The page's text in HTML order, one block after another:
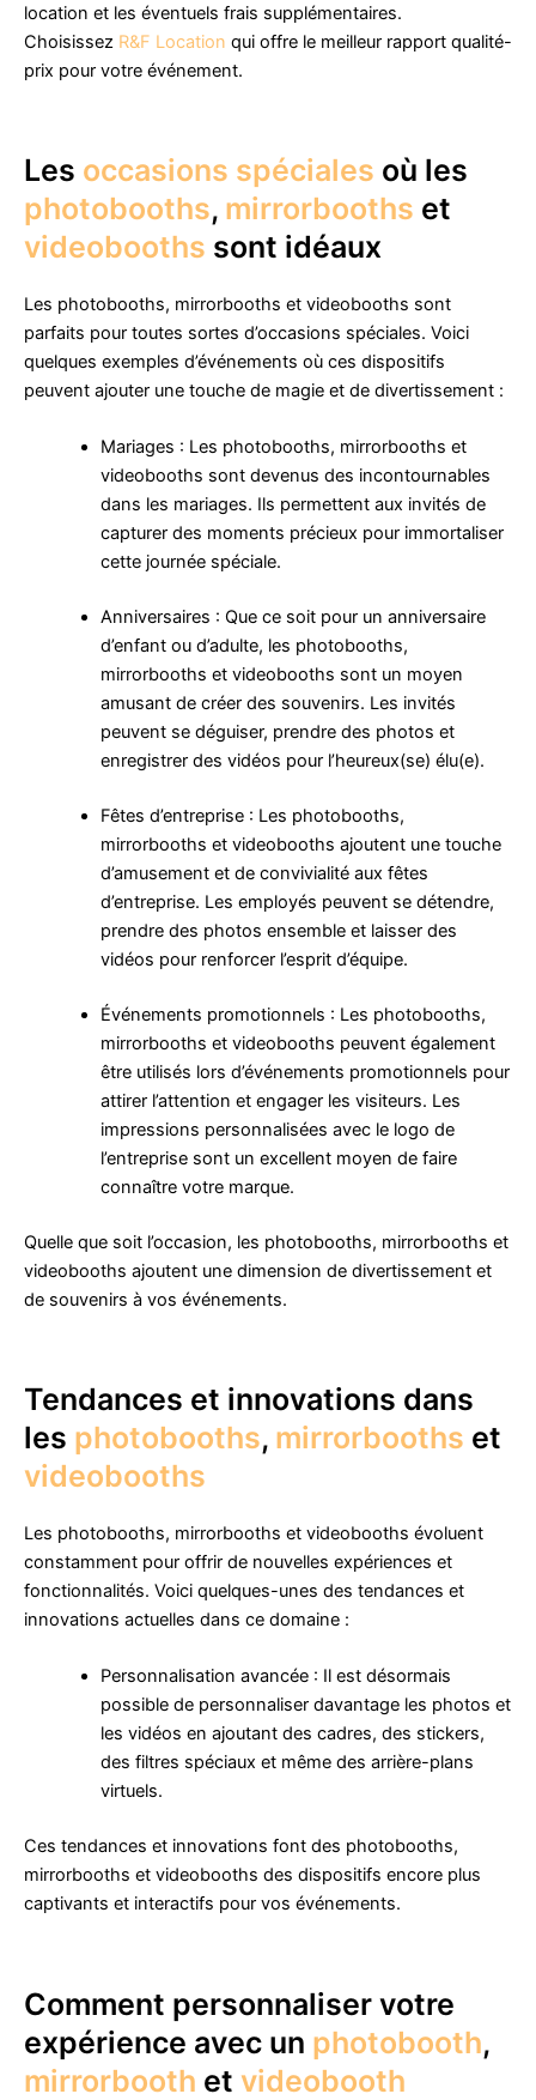
location et les éventuels frais supplémentaires.
Choisissez R&F Location qui offre le meilleur rapport qualité-
prix pour votre événement.
Les occasions spéciales où les
photobooths, mirrorbooths et
videobooths sont idéaux
Les photobooths, mirrorbooths et videobooths sont
parfaits pour toutes sortes d’occasions spéciales. Voici
quelques exemples d’événements où ces dispositifs
peuvent ajouter une touche de magie et de divertissement :
Mariages : Les photobooths, mirrorbooths et
videobooths sont devenus des incontournables
dans les mariages. Ils permettent aux invités de
capturer des moments précieux pour immortaliser
cette journée spéciale.
Anniversaires : Que ce soit pour un anniversaire
d’enfant ou d’adulte, les photobooths,
mirrorbooths et videobooths sont un moyen
amusant de créer des souvenirs. Les invités
peuvent se déguiser, prendre des photos et
enregistrer des vidéos pour l’heureux(se) élu(e).
Fêtes d’entreprise : Les photobooths,
mirrorbooths et videobooths ajoutent une touche
d’amusement et de convivialité aux fêtes
d’entreprise. Les employés peuvent se détendre,
prendre des photos ensemble et laisser des
vidéos pour renforcer l’esprit d’équipe.
Événements promotionnels : Les photobooths,
mirrorbooths et videobooths peuvent également
être utilisés lors d’événements promotionnels pour
attirer l’attention et engager les visiteurs. Les
impressions personnalisées avec le logo de
l’entreprise sont un excellent moyen de faire
connaître votre marque.
Quelle que soit l’occasion, les photobooths, mirrorbooths et
videobooths ajoutent une dimension de divertissement et
de souvenirs à vos événements.
Tendances et innovations dans
les photobooths, mirrorbooths et
videobooths
Les photobooths, mirrorbooths et videobooths évoluent
constamment pour offrir de nouvelles expériences et
fonctionnalités. Voici quelques-unes des tendances et
innovations actuelles dans ce domaine :
Personnalisation avancée : Il est désormais
possible de personnaliser davantage les photos et
les vidéos en ajoutant des cadres, des stickers,
des filtres spéciaux et même des arrière-plans
virtuels.
Ces tendances et innovations font des photobooths,
mirrorbooths et videobooths des dispositifs encore plus
captivants et interactifs pour vos événements.
Comment personnaliser votre
expérience avec un photobooth,
mirrorbooth et videobooth